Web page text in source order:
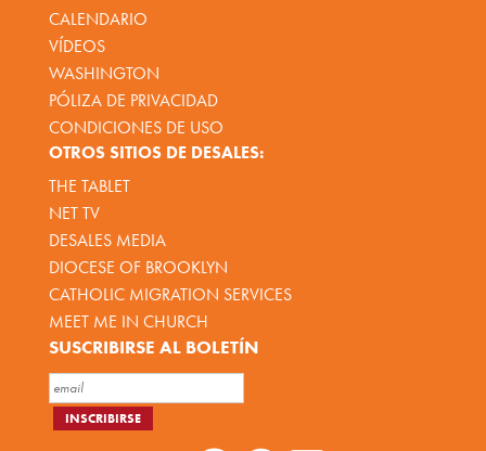
CALENDARIO
VÍDEOS
WASHINGTON
PÓLIZA DE PRIVACIDAD
CONDICIONES DE USO
OTROS SITIOS DE DESALES:
THE TABLET
NET TV
DESALES MEDIA
DIOCESE OF BROOKLYN
CATHOLIC MIGRATION SERVICES
MEET ME IN CHURCH
SUSCRIBIRSE AL BOLETÍN